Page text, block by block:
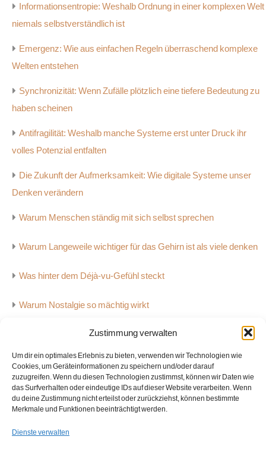
Zustimmung verwalten
Um dir ein optimales Erlebnis zu bieten, verwenden wir Technologien wie
Cookies, um Geräteinformationen zu speichern und/oder darauf
zuzugreifen. Wenn du diesen Technologien zustimmst, können wir Daten wie
das Surfverhalten oder eindeutige IDs auf dieser Website verarbeiten. Wenn
du deine Zustimmung nicht erteilst oder zurückziehst, können bestimmte
Merkmale und Funktionen beeinträchtigt werden.
Dienste verwalten
Informationsentropie: Weshalb Ordnung in einer komplexen Welt
niemals selbstverständlich ist
Emergenz: Wie aus einfachen Regeln überraschend komplexe
Welten entstehen
Synchronizität: Wenn Zufälle plötzlich eine tiefere Bedeutung zu
haben scheinen
Antifragilität: Weshalb manche Systeme erst unter Druck ihr
volles Potenzial entfalten
Die Zukunft der Aufmerksamkeit: Wie digitale Systeme unser
Denken verändern
Warum Menschen ständig mit sich selbst sprechen
Warum Langeweile wichtiger für das Gehirn ist als viele denken
Was hinter dem Déjà-vu-Gefühl steckt
Warum Nostalgie so mächtig wirkt
Warum viele Menschen Stille kaum noch aushalten
Warum Menschen überall Muster erkennen
Warum Musik starke Emotionen auslösen kann